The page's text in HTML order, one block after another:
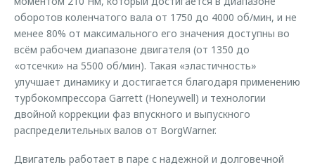
оборотов коленчатого вала от 1750 до 4000 об/мин, и не
менее 80% от максимального его значения доступны во
всём рабочем диапазоне двигателя (от 1350 до
«отсечки» на 5500 об/мин). Такая «эластичность»
улучшает динамику и достигается благодаря применению
турбокомпрессора Garrett (Honeywell) и технологии
двойной коррекции фаз впускного и выпускного
распределительных валов от BorgWarner.
Двигатель работает в паре с надежной и долговечной